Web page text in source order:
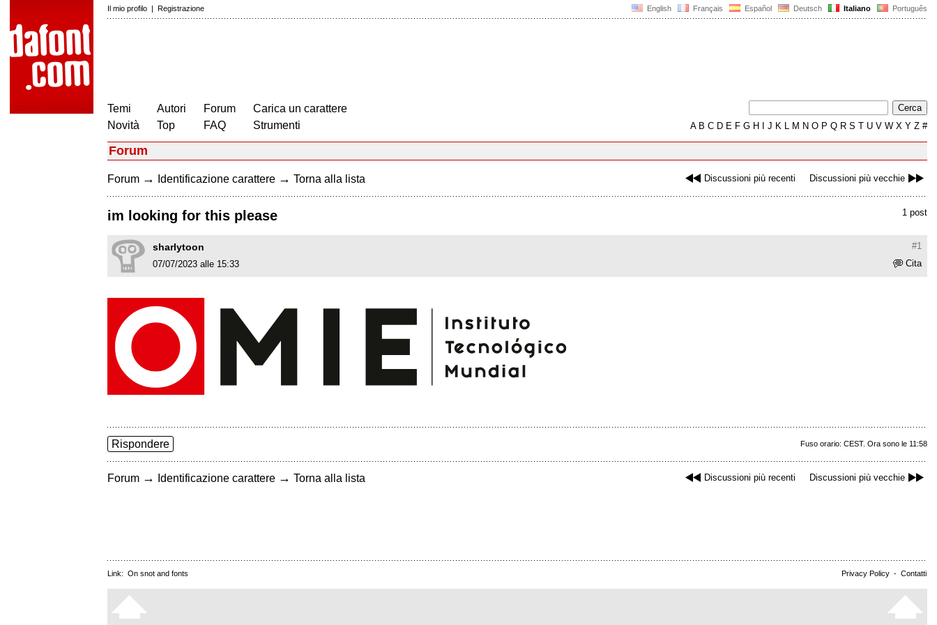
English Français Español Deutsch Italiano Português
Il mio profilo | Registrazione
Temi
Novità
Autori
Top
Forum
FAQ
Carica un carattere
Strumenti
AB C D E F G H J K L M N O P Q R S T U V W X Y Z #
Forum
Discussioni più recenti Discussioni più vecchie
Forum → Identificazione carattere → Torna alla lista
1 post
im looking for this please
#1
sharlytoon
Cita
07/07/2023 alle 15:33
Fuso orario: CEST. Ora sono le 11:58
Rispondere
Discussioni più recenti Discussioni più vecchie
Forum → Identificazione carattere → Torna alla lista
Privacy Policy - Contatti
Link: On snot and fonts